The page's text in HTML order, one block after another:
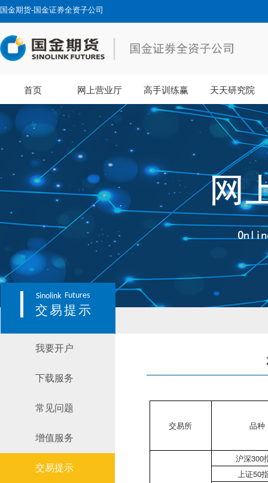
国金期货-国金证券全资子公司
首页 网上营业厅 高手训练赢 天天研究院
Sinolink Futures
交易提示
我要开户
下载服务
常见问题
增值服务
交易提示
交易所 品种
沪深300
上证50